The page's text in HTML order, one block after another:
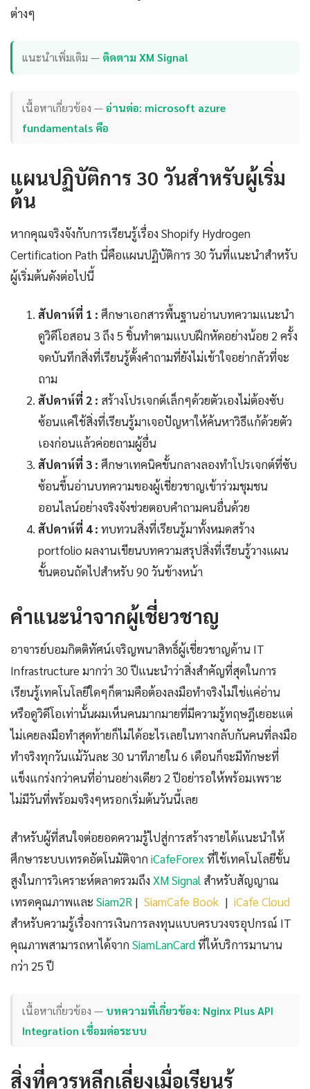
ต่างๆ
แนะนำเพิ่มเติม — ติดตาม XM Signal
เนื้อหาเกี่ยวข้อง —อ่านต่อ: microsoft azure
fundamentals คือ
แผนปฏิบัติการ 30 วันสำหรับผู้เริ่ม
ต้น
หากคุณจริงจังกับการเรียนรู้เรื่อง Shopify Hydrogen
Certification Path นี่คือแผนปฏิบัติการ 30 วันที่แนะนำสำหรับ
ผู้เริ่มต้นดังต่อไปนี้
สัปดาห์ที่ 1 : ศึกษาเอกสารพื้นฐานอ่านบทความแนะนำ
ดูวิดีโอสอน 3 ถึง 5 ชิ้นทำตามแบบฝึกหัดอย่างน้อย 2 ครั้ง
จดบันทึกสิ่งที่เรียนรู้ตั้งคำถามที่ยังไม่เข้าใจอย่ากลัวที่จะ
ถาม
สัปดาห์ที่ 2 : สร้างโปรเจกต์เล็กๆด้วยตัวเองไม่ต้องซับ
ซ้อนแค่ใช้สิ่งที่เรียนรู้มาเจอปัญหาให้ค้นหาวิธีแก้ด้วยตัว
เองก่อนแล้วค่อยถามผู้อื่น
สัปดาห์ที่ 3 : ศึกษาเทคนิคขั้นกลางลองทำโปรเจกต์ที่ซับ
ซ้อนขึ้นอ่านบทความของผู้เชี่ยวชาญเข้าร่วมชุมชน
ออนไลน์อย่างจริงจังช่วยตอบคำถามคนอื่นด้วย
สัปดาห์ที่ 4 : ทบทวนสิ่งที่เรียนรู้มาทั้งหมดสร้าง
portfolio ผลงานเขียนบทความสรุปสิ่งที่เรียนรู้วางแผน
ขั้นตอนถัดไปสำหรับ 90 วันข้างหน้า
คำแนะนำจากผู้เชี่ยวชาญ
อาจารย์บอมกิตติทัศน์เจริญพนาสิทธิ์ผู้เชี่ยวชาญด้าน IT
Infrastructure มากว่า 30 ปีแนะนำว่าสิ่งสำคัญที่สุดในการ
เรียนรู้เทคโนโลยีใดๆก็ตามคือต้องลงมือทำจริงไม่ใช่แค่อ่าน
หรือดูวิดีโอเท่านั้นผมเห็นคนมากมายที่มีความรู้ทฤษฎีเยอะแต่
ไม่เคยลงมือทำสุดท้ายก็ไม่ได้อะไรเลยในทางกลับกันคนที่ลงมือ
ทำจริงทุกวันแม้วันละ 30 นาทีภายใน 6 เดือนก็จะมีทักษะที่
แข็งแกร่งกว่าคนที่อ่านอย่างเดียว 2 ปีอย่ารอให้พร้อมเพราะ
ไม่มีวันที่พร้อมจริงๆหรอกเริ่มต้นวันนี้เลย
สำหรับผู้ที่สนใจต่อยอดความรู้ไปสู่การสร้างรายได้แนะนำให้
ศึกษาระบบเทรดอัตโนมัติจากiCafeForex ที่ใช้เทคโนโลยีขั้น
สูงในการวิเคราะห์ตลาดรวมถึง XM Signal สำหรับสัญญาณ
เทรดคุณภาพและ Siam2R | SiamCafe Book | iCafe Cloud
สำหรับความรู้เรื่องการเงินการลงทุนแบบครบวงจรอุปกรณ์ IT
คุณภาพสามารถหาได้จากSiamLanCardที่ให้บริการมานาน
กว่า 25 ปี
เนื้อหาเกี่ยวข้อง — บทความที่เกี่ยวข้อง: Nginx Plus API
Integration เชื่อมต่อระบบ
สิ่งที่ควรหลีกเลี่ยงเมื่อเรียนรู้